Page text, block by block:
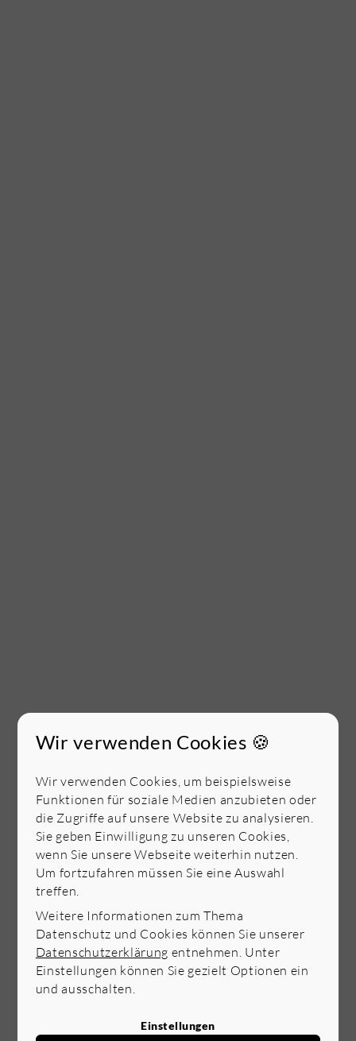
Wir verwenden Cookies 🍪
Wir verwenden Cookies, um beispielsweise
Funktionen für soziale Medien anzubieten oder
die Zugriffe auf unsere Website zu analysieren.
Sie geben Einwilligung zu unseren Cookies,
wenn Sie unsere Webseite weiterhin nutzen.
Um fortzufahren müssen Sie eine Auswahl
treffen.
Weitere Informationen zum Thema
Datenschutz und Cookies können Sie unserer
Datenschutzerklärung entnehmen. Unter
Einstellungen können Sie gezielt Optionen ein
und ausschalten.
Einstellungen